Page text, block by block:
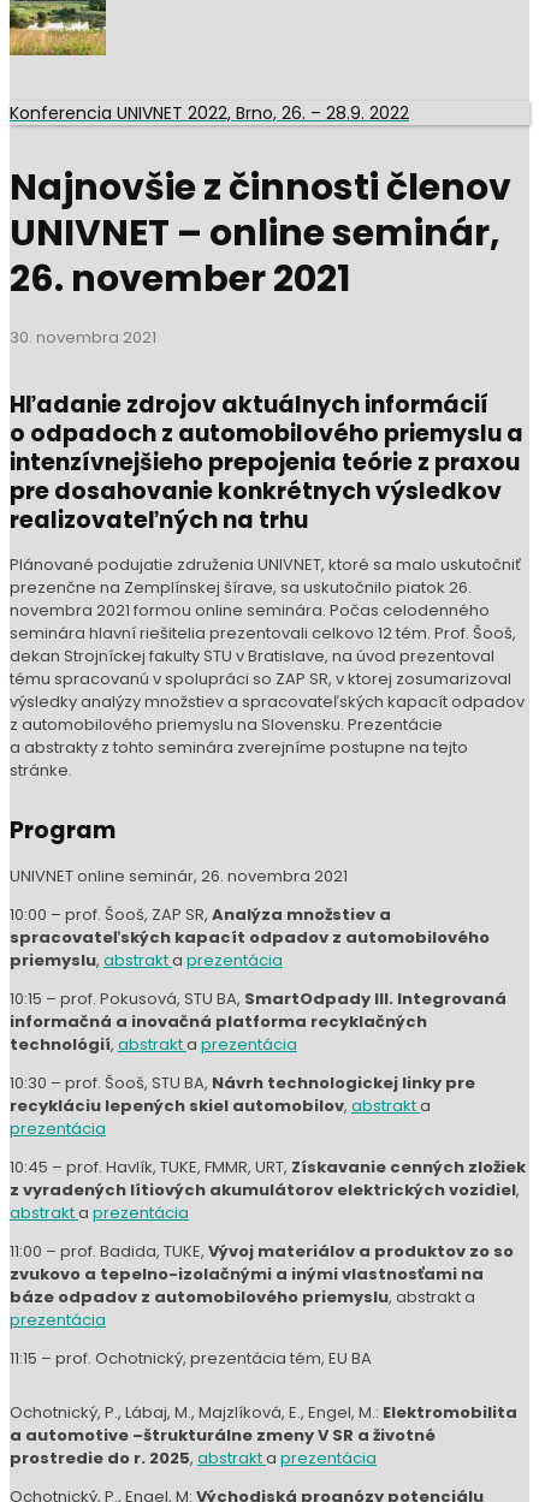
30. novembra 2021
Hľadanie zdrojov aktuálnych informácií
o odpadoch z automobilového priemyslu a
pre dosahovanie konkrétnych výsledkov
realizovateľných na trhu
Plánované podujatie združenia UNIVNET, ktoré sa malo uskutočniť
prezenčne na Zemplínskej šírave, sa uskutočnilo piatok 26.
seminára hlavní riešitelia prezentovali celkovo 12 tém. Prof. Šooš,
dekan Strojníckej fakulty STU v Bratislave, na úvod prezentoval
výsledky analýzy množstiev a spracovateľských kapacít odpadov
z automobilového priemyslu na Slovensku. Prezentácie
a abstrakty z tohto seminára zverejníme postupne na tejto
stránke.
Program
UNIVNET online seminár, 26. novembra 2021
10:00 – prof. Šooš, ZAP SR,Analýza množstiev a
spracovateľských kapacít odpadov z automobilového
priemyslu,abstraktaprezentácia
10:15 – prof. Pokusová, STU BA,
SmartOdpady III. Integrovaná
informačná a inovačná platforma recyklačných
technológií
, abstrakt a prezentácia
10:30 – prof. Šooš, STU BA,
prezentácia
z vyradených lítiových akumulátorov elektrických vozidiel
abstraktaprezentácia
11:00 – prof. Badida, TUKE,Vývoj materiálov a produktov zo so
zvukovo a tepelno-izolačnými a inými vlastnosťami na
báze odpadov z automobilového priemyslu , abstrakt a
prezentácia
11:15 – prof. Ochotnický, prezentácia tém, EU BA
Ochotnický, P., Lábaj, M., Majzlíková, E., Engel, M.:Elektromobilita
a automotive –štrukturálne zmeny V SR a životné
Ochotnický, P., Engel, M:Východiská prognózy potenciálu
prúdov odpadov z vozidiel po dobe životnosti v SR do r.
prof. Válek J., Kušnírová, J., Rabatinová, M.:Environmentálne
dane v doprave a podpora recyklácie v AP
prostredníctvom daňového systému,
Sivák, R., Belanová, K.:Finančná podpora progresívnych
automobilovom priemysle,abstraktaprezentácia
Zábojník, S., Kubičková, V.:Veda a výskum ako zdroj
inovačného potenciálu subdodávateľov v automobilovom
priemysle SR , abstrakt aprezentácia